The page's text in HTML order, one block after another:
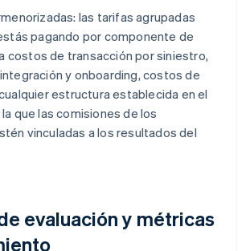
las tarifas agrupadas
pagando por componente de
costos de transacción por siniestro,
y onboarding, costos de
estructura establecida en el
que las comisiones de los
vinculadas a los resultados del
evaluación y métricas